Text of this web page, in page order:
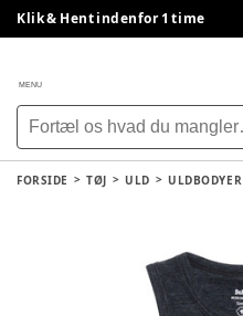
Klik & Hent indenfor 1 time
MENU
FORSIDE TØJ ULD ULDBODYER